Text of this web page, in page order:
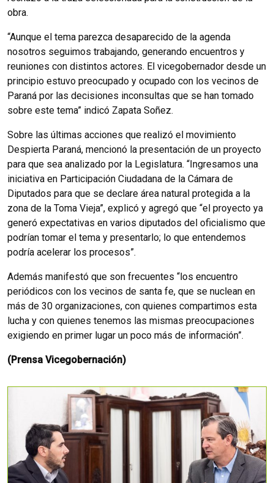
obra.
“Aunque el tema parezca desaparecido de la agenda
nosotros seguimos trabajando, generando encuentros y
reuniones con distintos actores. El vicegobernador desde un
principio estuvo preocupado y ocupado con los vecinos de
Paraná por las decisiones inconsultas que se han tomado
sobre este tema” indicó Zapata Soñez.
Sobre las últimas acciones que realizó el movimiento
Despierta Paraná, mencionó la presentación de un proyecto
para que sea analizado por la Legislatura. “Ingresamos una
iniciativa en Participación Ciudadana de la Cámara de
Diputados para que se declare área natural protegida a la
zona de la Toma Vieja”, explicó y agregó que “el proyecto ya
generó expectativas en varios diputados del oficialismo que
podrían tomar el tema y presentarlo; lo que entendemos
podría acelerar los procesos”.
Además manifestó que son frecuentes “los encuentro
periódicos con los vecinos de santa fe, que se nuclean en
más de 30 organizaciones, con quienes compartimos esta
lucha y con quienes tenemos las mismas preocupaciones
exigiendo en primer lugar un poco más de información”.
(Prensa Vicegobernación)